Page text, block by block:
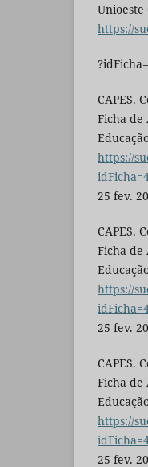
Unioeste
https://
CAPES.
Ficha de
https://
25 fev.
CAPES.
Ficha de
https://
25 fev.
CAPES.
Ficha de
https://
25 fev.